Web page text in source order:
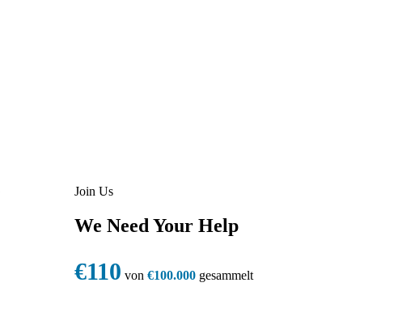
Join Us
We Need Your Help
€110 von€100.000 gesammelt